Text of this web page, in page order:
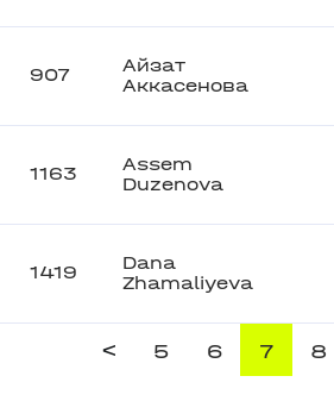
907
Айзат
Аккасенова
1163
Assem
Duzenova
1419
Dana
Zhamaliyeva
< 5 6 7 8